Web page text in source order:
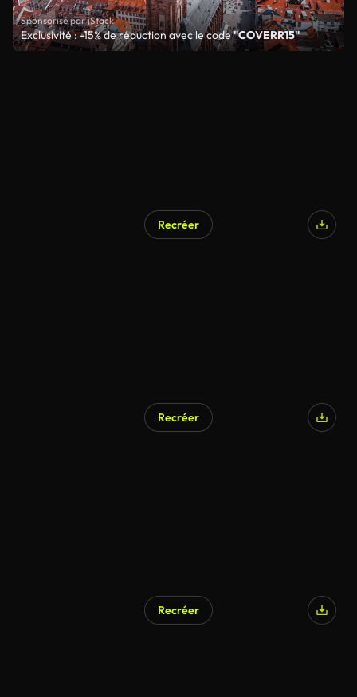
Sponsorisé par iStock
Exclusivité : -15% de réduction avec le code"COVERR15"
Recréer
Recréer
Recréer